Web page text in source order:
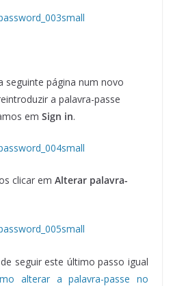
seguinte página num novo
a palavra-passe
em Sign in.
clicar em Alterar palavra-
seguir este último passo igual
alterar a palavra-passe no